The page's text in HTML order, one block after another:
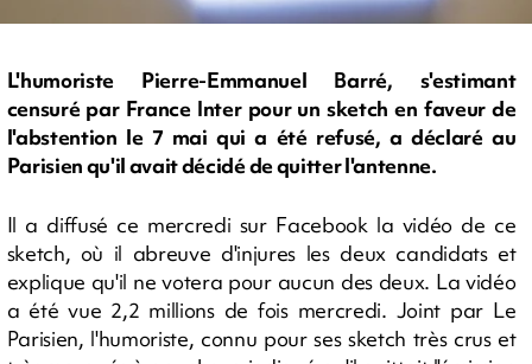
L'humoriste Pierre-Emmanuel Barré, s'estimant
censuré par France Inter pour un sketch en faveur de
l'abstention le 7 mai qui a été refusé, a déclaré au
Parisien qu'il avait décidé de quitter l'antenne.
Il a diffusé ce mercredi sur Facebook la vidéo de ce
sketch, où il abreuve d'injures les deux candidats et
explique qu'il ne votera pour aucun des deux. La vidéo
a été vue 2,2 millions de fois mercredi. Joint par Le
Parisien, l'humoriste, connu pour ses sketch très crus et